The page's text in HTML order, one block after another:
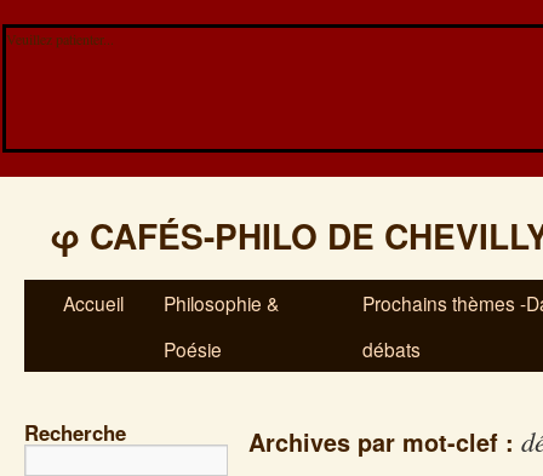
Veuillez patienter...
φ CAFÉS-PHILO DE
Accueil
Philosophie &
Poésie
Prochains thèmes -
débats
Recherche Archives par mot-clef :